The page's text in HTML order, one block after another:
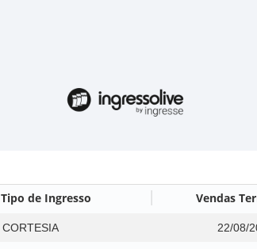
Tipo de Ingresso Vendas
CORTESIA 22/08/